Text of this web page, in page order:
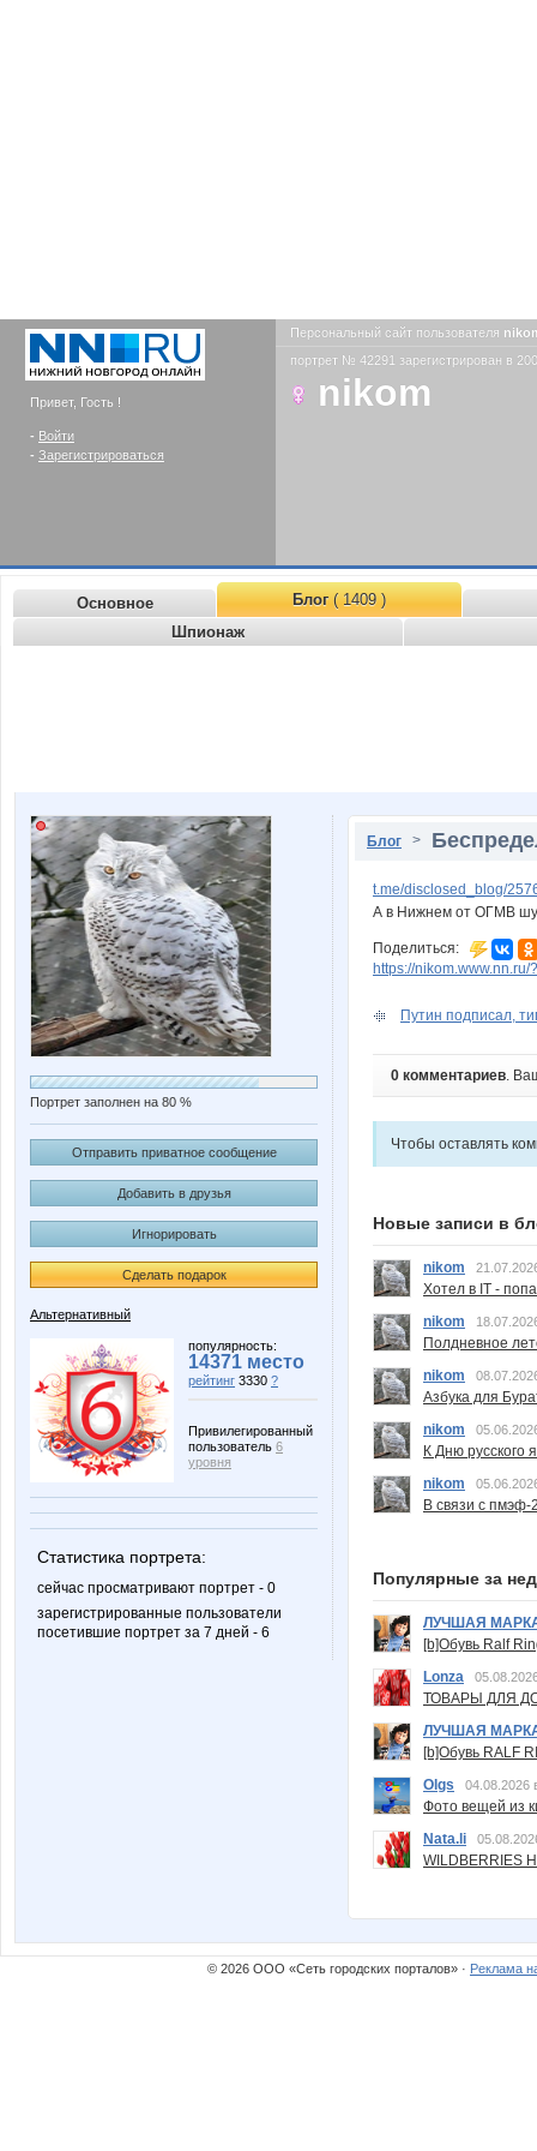
Привет, Гость !
- Войти
- Зарегистрироваться
Персональный сайт пользователя
портрет № 42291 зарегистрирован в
nikom
Основное Блог( 1409 )
Шпионаж
Портрет заполнен на 80 %
Отправить приватное сообщение
Добавить в друзья
Игнорировать
Сделать подарок
Альтернативный
популярность:
14371 место
рейтинг 3330 ?
Привилегированный
пользователь 6
уровня
Статистика портрета:
сейчас просматривают портрет - 0
зарегистрированные пользователи
посетившие портрет за 7 дней - 6
Блог >
t.me/disclosed_blog/
А в Нижнем от ОГМВ
Поделиться:
https://nikom.www.nn.ru/
Путин подписал,
0 комментариев.
Чтобы оставлять
Новые записи в
nikom
Хотел в IT -
nikom
Полдневное
nikom
Азбука для
nikom
К Дню русского
nikom
В связи с пмэф-
Популярные за
ЛУЧШАЯ
[b]Обувь Ralf
Lonza
ТОВАРЫ ДЛЯ
ЛУЧШАЯ
[b]Обувь RALF
Olgs
04.08.2026
Фото вещей из
Nata.li
© 2026 ООО «Сеть городских порталов» · Реклама